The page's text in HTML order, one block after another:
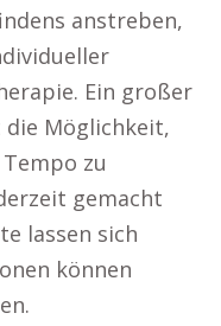
anstreben,
Ein großer
Möglichkeit,
zu
gemacht
lassen sich
können